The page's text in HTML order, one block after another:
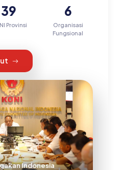
39
Provinsi
6
Organisasi
Fungsional
Indonesia